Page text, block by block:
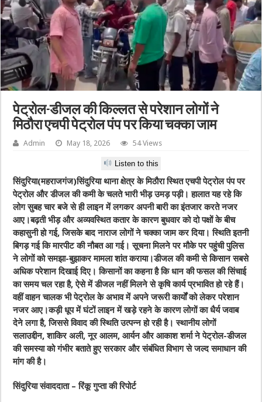
पेट्रोल-डीजल की किल्लत से परेशान लोगों ने
मिठौरा एचपी पेट्रोल पंप पर किया चक्का जाम
Admin May 18, 2026 54 Views
Listen to this
सिंदुरिया(महराजगंज)सिंदुरिया थाना क्षेत्र के मिठौरा स्थित एचपी पेट्रोल पंप पर
पेट्रोल और डीजल की कमी के चलते भारी भीड़ उमड़ पड़ी। हालात यह रहे कि
लोग सुबह चार बजे से ही लाइन में लगकर अपनी बारी का इंतजार करते नजर
आए।बढ़ती भीड़ और अव्यवस्थित कतार के कारण बुधवार को दो पक्षों के बीच
कहासुनी हो गई, जिसके बाद नाराज लोगों ने चक्का जाम कर दिया। स्थिति इतनी
बिगड़ गई कि मारपीट की नौबत आ गई। सूचना मिलने पर मौके पर पहुंची पुलिस
ने लोगों को समझा-बुझाकर मामला शांत कराया।डीजल की कमी से किसान सबसे
अधिक परेशान दिखाई दिए। किसानों का कहना है कि धान की फसल की सिंचाई
का समय चल रहा है, ऐसे में डीजल नहीं मिलने से कृषि कार्य प्रभावित हो रहे हैं।
वहीं वाहन चालक भी पेट्रोल के अभाव में अपने जरूरी कार्यों को लेकर परेशान
नजर आए।कड़ी धूप में घंटों लाइन में खड़े रहने के कारण लोगों का धैर्य जवाब
देने लगा है, जिससे विवाद की स्थिति उत्पन्न हो रही है। स्थानीय लोगों
सलाउद्दीन, शाकिर अली, नूर आलम, आर्यन और आकाश शर्मा ने पेट्रोल-डीजल
की समस्या को गंभीर बताते हुए सरकार और संबंधित विभाग से जल्द समाधान की
मांग की है।
सिंदुरिया संवाददाता – रिंकू गुप्ता की रिपोर्ट